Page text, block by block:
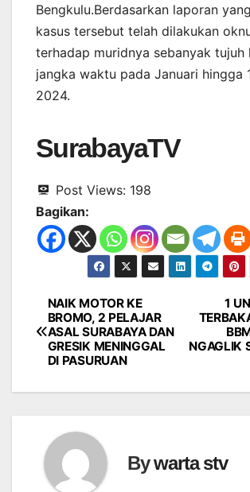
Bengkulu.Berdasarkan laporan
kasus tersebut telah dilakukan
terhadap muridnya sebanyak tujuh
jangka waktu pada Januari hingga
2024.
SurabayaTV
Post Views: 198
Bagikan:
Navigasi
pos
1
NGAGLIK
NAIK MOTOR KE
BROMO, 2 PELAJAR
ASAL SURABAYA DAN
GRESIK MENINGGAL
DI PASURUAN
Bywarta stv